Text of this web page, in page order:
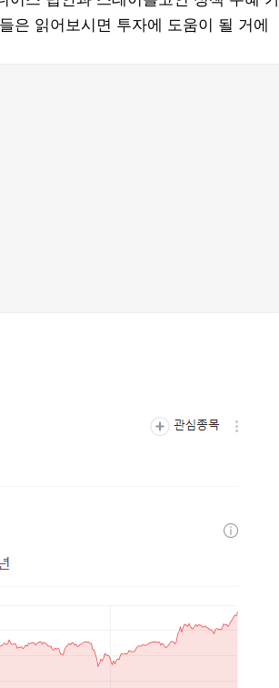
은 읽어보시면 투자에 도움이 될 거에